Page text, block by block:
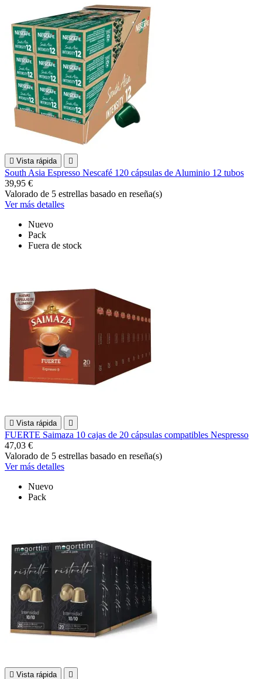
 Vista rápida 
South Asia Espresso Nescafé 120 cápsulas de Aluminio 12 tubos
39,95 €
Valorado de 5 estrellas basado en reseña(s)
Ver más detalles
Nuevo
Pack
Fuera de stock
 Vista rápida 
FUERTE Saimaza 10 cajas de 20 cápsulas compatibles Nespresso
47,03 €
Valorado de 5 estrellas basado en reseña(s)
Ver más detalles
Nuevo
Pack
 Vista rápida 